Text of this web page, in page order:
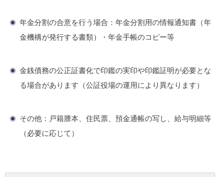
年金分割の合意を行う場合：年金分割用の情報通知書（年
金機構が発行する書類）・年金手帳のコピー等
金銭債務の公正証書化で印鑑の実印や印鑑証明が必要とな
る場合があります（公証役場の運用により異なります）
その他：戸籍謄本、住民票、預金通帳の写し、給与明細等
（必要に応じて）